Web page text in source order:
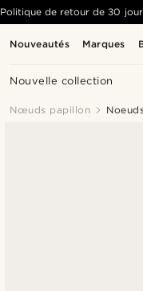
Nouveautés Marques
Nouvelle collection
Politique de retour de 30
Nœuds papillon